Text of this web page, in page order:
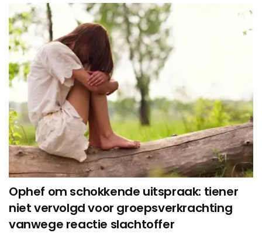
Ophef om schokkende uitspraak: tiener
niet vervolgd voor groepsverkrachting
vanwege reactie slachtoffer